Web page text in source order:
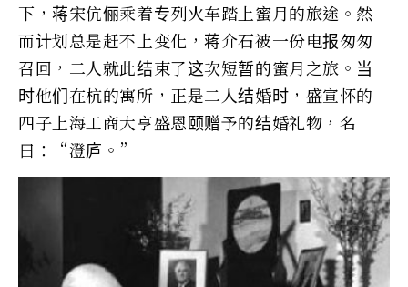
下，蒋宋伉俪乘着专列火车踏上蜜月的旅途。然
而计划总是赶不上变化，蒋介石被一份电报匆匆
召回，二人就此结束了这次短暂的蜜月之旅。当
时他们在杭的寓所，正是二人结婚时，盛宣怀的
四子上海工商大亨盛恩颐赠予的结婚礼物，名
曰：“澄庐。”